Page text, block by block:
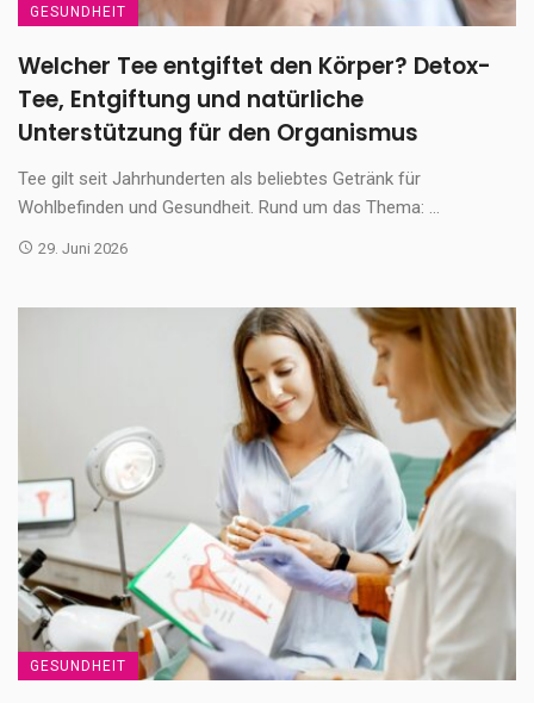
GESUNDHEIT
Welcher Tee entgiftet den Körper? Detox-
Tee, Entgiftung und natürliche
Unterstützung für den Organismus
Tee gilt seit Jahrhunderten als beliebtes Getränk für
Wohlbefinden und Gesundheit. Rund um das Thema: ...
29. Juni 2026
GESUNDHEIT